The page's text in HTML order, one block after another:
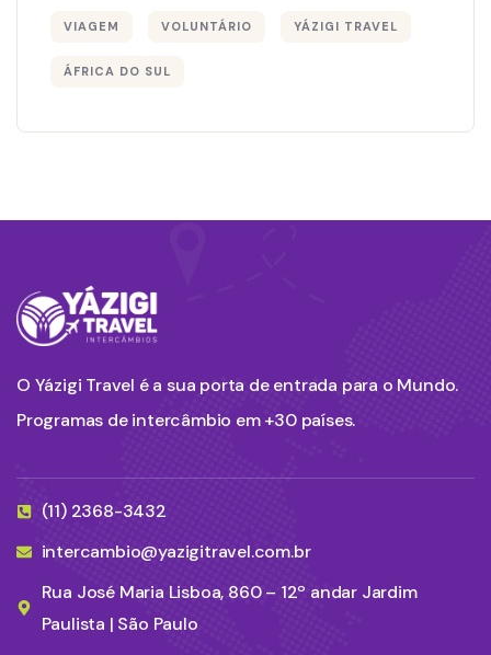
VIAGEM VOLUNTÁRIO YÁZIGI TRAVEL
ÁFRICA DO SUL
O Yázigi Travel é a sua porta de entrada para o Mundo.
Programas de intercâmbio em +30 países.
(11) 2368-3432
intercambio@yazigitravel.com.br
Rua José Maria Lisboa, 860 – 12º andar Jardim
Paulista | São Paulo